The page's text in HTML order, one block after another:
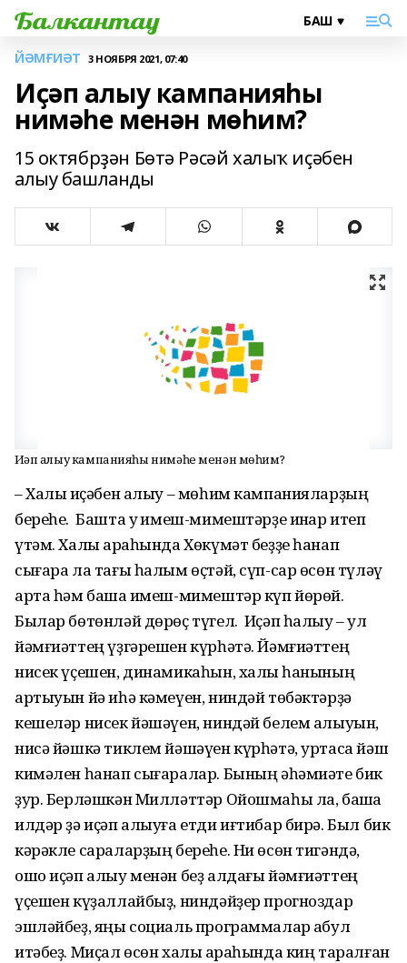
ЙӘМҒИӘТ 3 НОЯБРЯ 2021, 07:40
Иҫәп алыу кампанияһы
нимәһе менән мөһим?
15 октябрҙән Бөтә Рәсәй халыҡ иҫәбен
алыу башланды
Иҫәп алыу кампанияһы нимәһе менән мөһим?
– Халыҡ иҫәбен алыу – мөһим кампанияларҙың
береһе. Башта уҡ имеш-мимештәрҙе инҡар итеп
үтәм. Халыҡ араһында Хөкүмәт беҙҙе һанап
сығара ла тағы һалым өҫтәй, сүп-сар өсөн түләү
арта һәм башҡа имеш-мимештәр күп йөрөй.
Былар бөтөнләй дөрөҫ түгел. Иҫәп һалыу – ул
йәмғиәттең үҙгәрешен күрһәтә. Йәмғиәттең
нисек үҫешен, динамикаһын, халыҡ һанының
артыуын йә иһә кәмеүен, ниндәй төбәктәрҙә
кешеләр нисек йәшәүен, ниндәй белем алыуын,
нисә йәшкә тиклем йәшәүен күрһәтә, уртаса йәш
кимәлен һанап сығаралар. Бының әһәмиәте бик
ҙур. Берләшкән Милләттәр Ойошмаһы ла, башҡа
илдәр ҙә иҫәп алыуға етди иғтибар бирә. Был бик
кәрәкле сараларҙың береһе. Ни өсөн тигәндә,
ошо иҫәп алыу менән беҙ алдағы йәмғиәттең
үҫешен күҙаллайбыҙ, ниндәйҙер прогноздар
эшләйбеҙ, яңы социаль программалар ҡабул
итәбеҙ. Миҫал өсөн халыҡ араһында киң таралған